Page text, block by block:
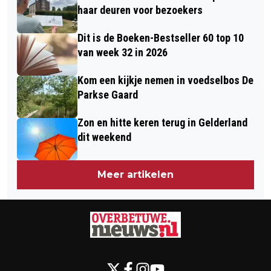
TAALCAFÉ IN DE AVOND
haar deuren voor bezoekers
Dit is de Boeken-Bestseller 60 top 10
van week 32 in 2026
Kom een kijkje nemen in voedselbos De
Parkse Gaard
Zon en hitte keren terug in Gelderland
dit weekend
Meer artikelen